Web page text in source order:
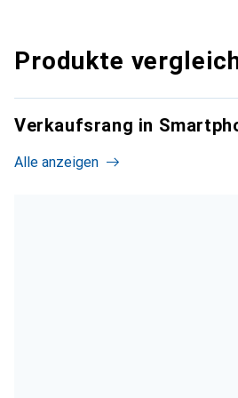
Produkte
Verkaufsrang in
Alle anzeigen